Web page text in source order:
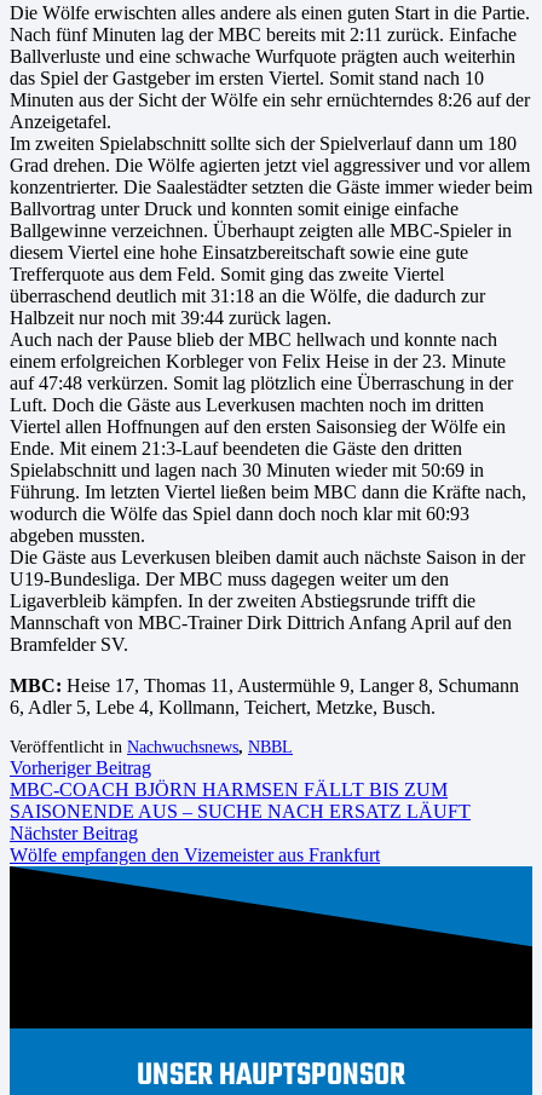
Die Wölfe erwischten alles andere als einen guten Start in die Partie.
Nach fünf Minuten lag der MBC bereits mit 2:11 zurück. Einfache
Ballverluste und eine schwache Wurfquote prägten auch weiterhin
das Spiel der Gastgeber im ersten Viertel. Somit stand nach 10
Minuten aus der Sicht der Wölfe ein sehr ernüchterndes 8:26 auf der
Anzeigetafel.
Im zweiten Spielabschnitt sollte sich der Spielverlauf dann um 180
Grad drehen. Die Wölfe agierten jetzt viel aggressiver und vor allem
konzentrierter. Die Saalestädter setzten die Gäste immer wieder beim
Ballvortrag unter Druck und konnten somit einige einfache
Ballgewinne verzeichnen. Überhaupt zeigten alle MBC-Spieler in
diesem Viertel eine hohe Einsatzbereitschaft sowie eine gute
Trefferquote aus dem Feld. Somit ging das zweite Viertel
überraschend deutlich mit 31:18 an die Wölfe, die dadurch zur
Halbzeit nur noch mit 39:44 zurück lagen.
Auch nach der Pause blieb der MBC hellwach und konnte nach
einem erfolgreichen Korbleger von Felix Heise in der 23. Minute
auf 47:48 verkürzen. Somit lag plötzlich eine Überraschung in der
Luft. Doch die Gäste aus Leverkusen machten noch im dritten
Viertel allen Hoffnungen auf den ersten Saisonsieg der Wölfe ein
Ende. Mit einem 21:3-Lauf beendeten die Gäste den dritten
Spielabschnitt und lagen nach 30 Minuten wieder mit 50:69 in
Führung. Im letzten Viertel ließen beim MBC dann die Kräfte nach,
wodurch die Wölfe das Spiel dann doch noch klar mit 60:93
abgeben mussten.
Die Gäste aus Leverkusen bleiben damit auch nächste Saison in der
U19-Bundesliga. Der MBC muss dagegen weiter um den
Ligaverbleib kämpfen. In der zweiten Abstiegsrunde trifft die
Mannschaft von MBC-Trainer Dirk Dittrich Anfang April auf den
Bramfelder SV.
MBC: Heise 17, Thomas 11, Austermühle 9, Langer 8, Schumann
6, Adler 5, Lebe 4, Kollmann, Teichert, Metzke, Busch.
Veröffentlicht in Nachwuchsnews, NBBL
Vorheriger Beitrag
MBC-COACH BJÖRN HARMSEN FÄLLT BIS ZUM
SAISONENDE AUS – SUCHE NACH ERSATZ LÄUFT
Nächster Beitrag
Wölfe empfangen den Vizemeister aus Frankfurt
UNSER HAUPTSPONSOR